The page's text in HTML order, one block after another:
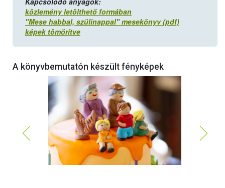
közlemény letölthető formában
"Mese habbal, szülinappal" mesekönyv (pdf)
képek tömörítve
A könyvbemutatón készült fényképek